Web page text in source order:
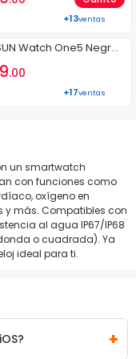
IP67, Monitor
+13ventas
Watch One5 Negro
resistente al ag
con llamadas, oxígen
.00
+17ventas
un smartwatch
con funciones como
oxígeno en
y más. Compatibles con
al agua IP67/IP68
o cuadrada). Ya
ideal para ti.
+